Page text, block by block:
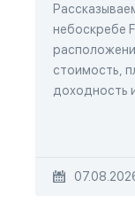
небоскребе
стоимость,
доходность